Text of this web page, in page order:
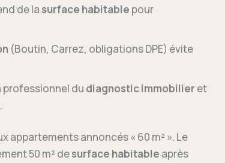
de la surface habitable pour
(Boutin, Carrez, obligations DPE) évite
professionnel du diagnostic immobilier et
.
appartements annoncés « 60 m² ». Le
50 m² desurface habitable après